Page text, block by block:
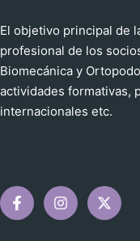
El objetivo principal de
profesional de los
Biomecánica y
actividades formativas,
internacionales etc.